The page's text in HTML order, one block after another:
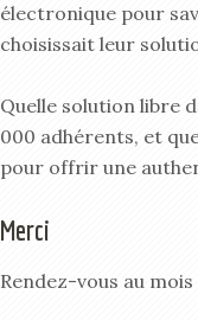
électronique pour
choisissait leur
Quelle solution libre
000 adhérents, et
pour offrir une
Merci
Rendez-vous au